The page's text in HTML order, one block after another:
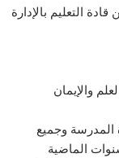
التعليم بالإدارة
والإيمان
المدرسة وجميع
الماضية